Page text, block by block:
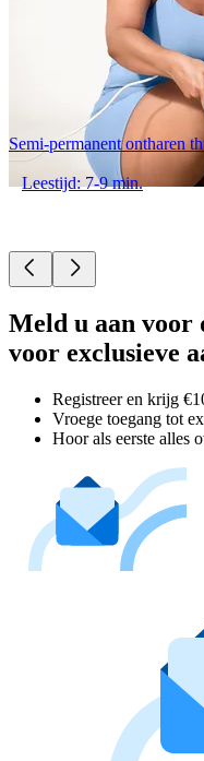
Semi-permanent ontharen
Leestijd: 7-9 min.
Meld u aan voor
voor exclusieve
Registreer en krijg
Vroege toegang tot
Hoor als eerste alles